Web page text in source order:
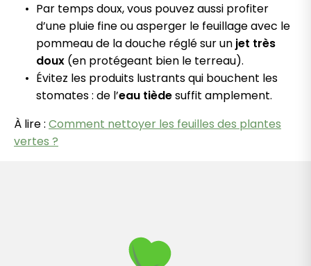
Par temps doux, vous pouvez aussi profiter
d’une pluie fine ou asperger le feuillage avec le
pommeau de la douche réglé sur un jet très
doux (en protégeant bien le terreau).
Évitez les produits lustrants qui bouchent les
stomates : de l’eau tièdesuffit amplement.
À lire : Comment nettoyer les feuilles des plantes
vertes ?